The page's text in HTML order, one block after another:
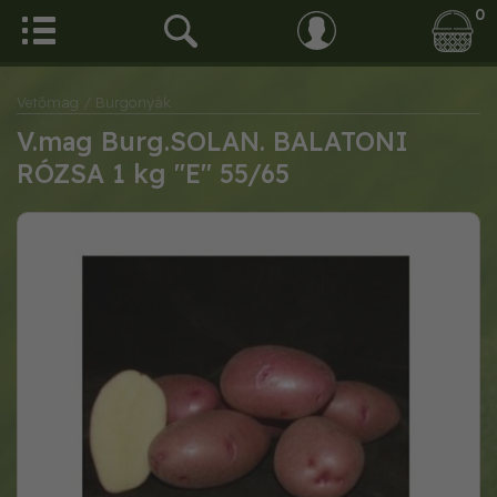
0
Vetőmag / Burgonyák
V.mag Burg.SOLAN. BALATONI
RÓZSA 1 kg "E" 55/65